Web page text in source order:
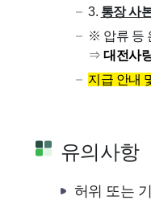
3. 통장 사
※ 압류 등
⇒대전사
지급 안내
유의사항
허위 또는